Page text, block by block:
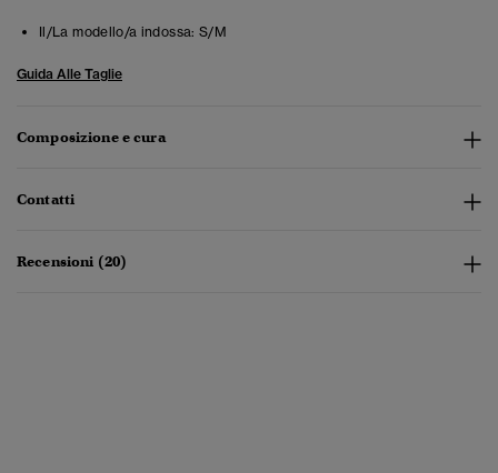
Il/La modello/a indossa: S/M
Guida Alle Taglie
Composizione e cura
Contatti
Recensioni (20)